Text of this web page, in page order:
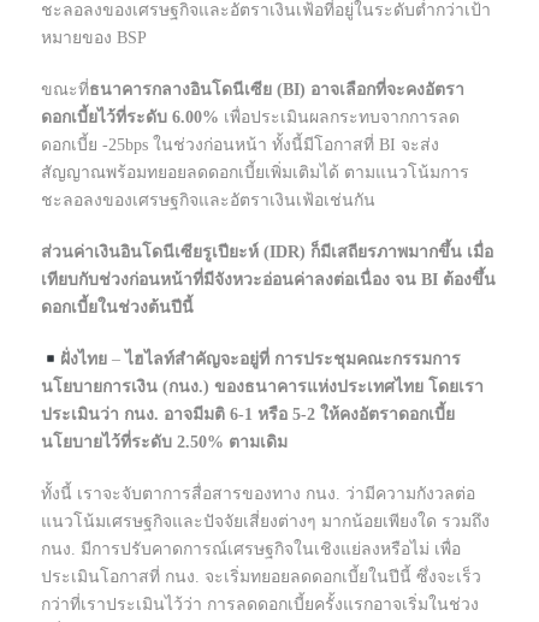
ชะลอลงของเศรษฐกิจและอัตราเงินเฟ้อที่อยู่ในระดับต่ำกว่าเป้า
หมายของ BSP
ขณะที่ธนาคารกลางอินโดนีเซีย (BI) อาจเลือกที่จะคงอัตรา
ดอกเบี้ยไว้ที่ระดับ 6.00% เพื่อประเมินผลกระทบจากการลด
ดอกเบี้ย -25bps ในช่วงก่อนหน้า ทั้งนี้มีโอกาสที่ BI จะส่ง
สัญญาณพร้อมทยอยลดดอกเบี้ยเพิ่มเติมได้ ตามแนวโน้มการ
ชะลอลงของเศรษฐกิจและอัตราเงินเฟ้อเช่นกัน
ส่วนค่าเงินอินโดนีเซียรูเปียะห์ (IDR) ก็มีเสถียรภาพมากขึ้น เมื่อ
เทียบกับช่วงก่อนหน้าที่มีจังหวะอ่อนค่าลงต่อเนื่อง จน BI ต้องขึ้น
ดอกเบี้ยในช่วงต้นปีนี้
ฝั่งไทย –ไฮไลท์สำคัญจะอยู่ที่ การประชุมคณะกรรมการ
นโยบายการเงิน (กนง.) ของธนาคารแห่งประเทศไทย โดยเรา
ประเมินว่า กนง. อาจมีมติ 6-1 หรือ 5-2 ให้คงอัตราดอกเบี้ย
นโยบายไว้ที่ระดับ 2.50% ตามเดิม
ทั้งนี้ เราจะจับตาการสื่อสารของทาง กนง. ว่ามีความกังวลต่อ
แนวโน้มเศรษฐกิจและปัจจัยเสี่ยงต่างๆ มากน้อยเพียงใด รวมถึง
กนง. มีการปรับคาดการณ์เศรษฐกิจในเชิงแย่ลงหรือไม่ เพื่อ
ประเมินโอกาสที่ กนง. จะเริ่มทยอยลดดอกเบี้ยในปีนี้ ซึ่งจะเร็ว
กว่าที่เราประเมินไว้ว่า การลดดอกเบี้ยครั้งแรกอาจเริ่มในช่วง